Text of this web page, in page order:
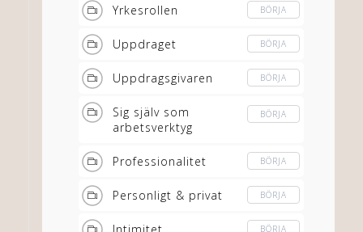
Yrkesrollen BÖRJA
Uppdraget BÖRJA
Uppdragsgivaren BÖRJA
Sig själv som
arbetsverktyg
BÖRJA
Professionalitet BÖRJA
Personligt & privat BÖRJA
BÖRJA